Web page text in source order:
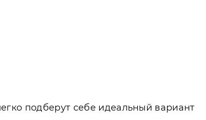
подберут себе идеальный вариант